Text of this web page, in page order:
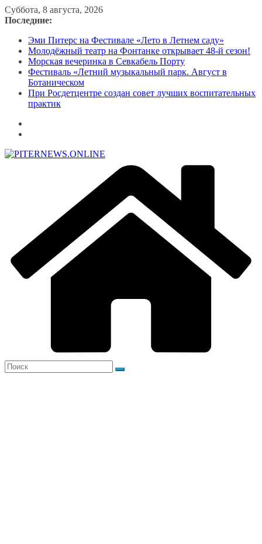
Перейти
к
Суббота, 8 августа, 2026
Последние:
Эми Питерс на Фестивале «Лето в Летнем саду»
Молодёжный театр на Фонтанке открывает 48-й сезон!
Морская вечеринка в Севкабель Порту
Фестиваль «Летний музыкальный парк. Август в
Ботаническом
При Росдетцентре создан совет лучших воспитательных
практик